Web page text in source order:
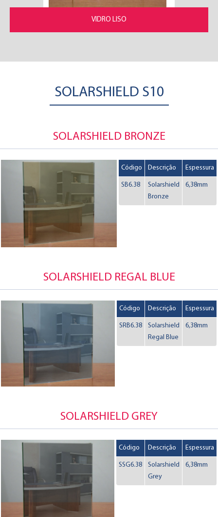
VIDRO LISO
SOLARSHIELD S10
SOLARSHIELD BRONZE
Código Descrição Espessura
SB6.38
Solarshield
Bronze
6,38mm
SOLARSHIELD REGAL BLUE
Código Descrição Espessura
SRB6.38
Solarshield
Regal Blue
6,38mm
SOLARSHIELD GREY
Código Descrição Espessura
SSG6.38
Solarshield
Grey
6,38mm